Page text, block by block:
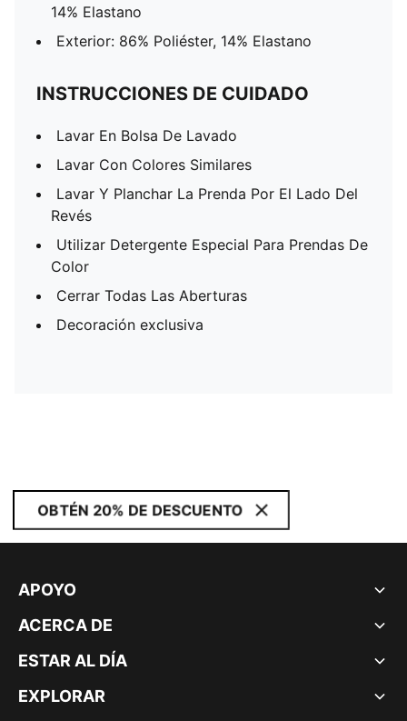
14% Elastano
Exterior: 86% Poliéster, 14% Elastano
INSTRUCCIONES DE CUIDADO
Lavar En Bolsa De Lavado
Lavar Con Colores Similares
Lavar Y Planchar La Prenda Por El Lado Del
Revés
Utilizar Detergente Especial Para Prendas De
Color
Cerrar Todas Las Aberturas
Decoración exclusiva
OBTÉN 20% DE DESCUENTO
APOYO
ACERCA DE
ESTAR AL DÍA
EXPLORAR